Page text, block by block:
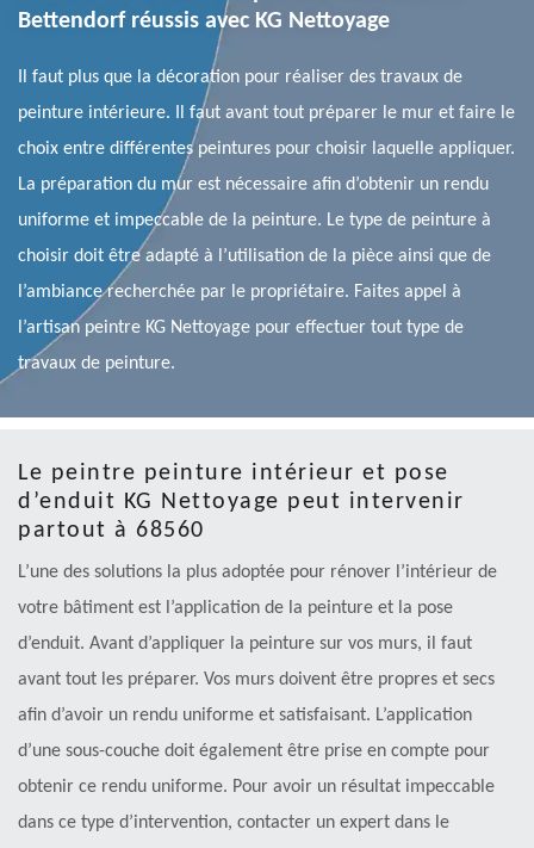
Bettendorf réussis avec KG Nettoyage
Il faut plus que la décoration pour réaliser des travaux de
peinture intérieure. Il faut avant tout préparer le mur et faire le
choix entre différentes peintures pour choisir laquelle appliquer.
La préparation du mur est nécessaire afin d’obtenir un rendu
uniforme et impeccable de la peinture. Le type de peinture à
choisir doit être adapté à l’utilisation de la pièce ainsi que de
l’ambiance recherchée par le propriétaire. Faites appel à
l’artisan peintre KG Nettoyage pour effectuer tout type de
travaux de peinture.
Le peintre peinture intérieur et pose
d’enduit KG Nettoyage peut intervenir
partout à 68560
L’une des solutions la plus adoptée pour rénover l’intérieur de
votre bâtiment est l’application de la peinture et la pose
d’enduit. Avant d’appliquer la peinture sur vos murs, il faut
avant tout les préparer. Vos murs doivent être propres et secs
afin d’avoir un rendu uniforme et satisfaisant. L’application
d’une sous-couche doit également être prise en compte pour
obtenir ce rendu uniforme. Pour avoir un résultat impeccable
dans ce type d’intervention, contacter un expert dans le